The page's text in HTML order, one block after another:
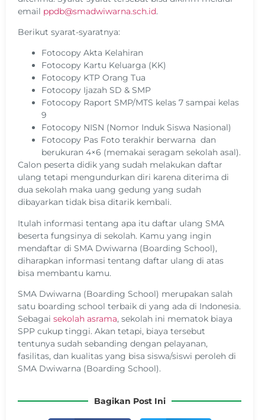
email ppdb@smadwiwarna.sch.id.
Berikut syarat-syaratnya:
Fotocopy Akta Kelahiran
Fotocopy Kartu Keluarga (KK)
Fotocopy KTP Orang Tua
Fotocopy Ijazah SD & SMP
Fotocopy Raport SMP/MTS kelas 7 sampai kelas
9
Fotocopy NISN (Nomor Induk Siswa Nasional)
Fotocopy Pas Foto terakhir berwarna dan
berukuran 4×6 (memakai seragam sekolah asal).
Calon peserta didik yang sudah melakukan daftar
ulang tetapi mengundurkan diri karena diterima di
dua sekolah maka uang gedung yang sudah
dibayarkan tidak bisa ditarik kembali.
Itulah informasi tentang apa itu daftar ulang SMA
beserta fungsinya di sekolah. Kamu yang ingin
mendaftar di SMA Dwiwarna (Boarding School),
diharapkan informasi tentang daftar ulang di atas
bisa membantu kamu.
SMA Dwiwarna (Boarding School) merupakan salah
satu boarding school terbaik di yang ada di Indonesia.
Sebagai sekolah asrama, sekolah ini mematok biaya
SPP cukup tinggi. Akan tetapi, biaya tersebut
tentunya sudah sebanding dengan pelayanan,
fasilitas, dan kualitas yang bisa siswa/siswi peroleh di
SMA Dwiwarna (Boarding School).
Bagikan Post Ini